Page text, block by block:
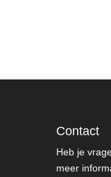
Contact
Heb je
meer